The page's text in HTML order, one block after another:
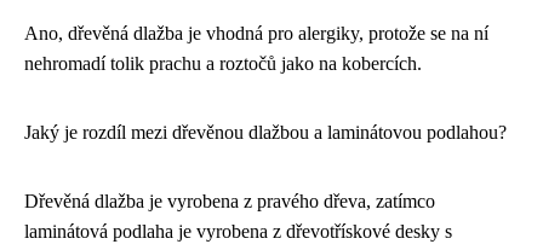
Ano, dřevěná dlažba je vhodná pro alergiky, protože se na ní
nehromadí tolik prachu a roztočů jako na kobercích.
Jaký je rozdíl mezi dřevěnou dlažbou a laminátovou podlahou?
Dřevěná dlažba je vyrobena z pravého dřeva, zatímco
laminátová podlaha je vyrobena z dřevotřískové desky s